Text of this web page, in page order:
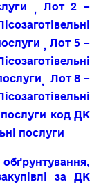
, Лот 2 –
, Лот 5 –
, Лот 8 –
код ДК
послуги
за ДК